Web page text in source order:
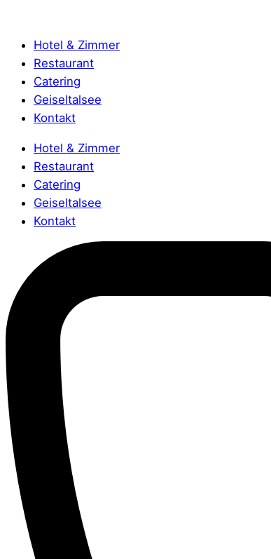
Hotel & Zimmer
Restaurant
Catering
Geiseltalsee
Kontakt
Hotel & Zimmer
Restaurant
Catering
Geiseltalsee
Kontakt